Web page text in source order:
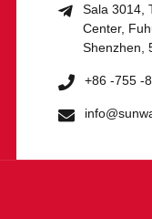
Sala 3014,
Center,
Shenzhen,
+86 -755 -